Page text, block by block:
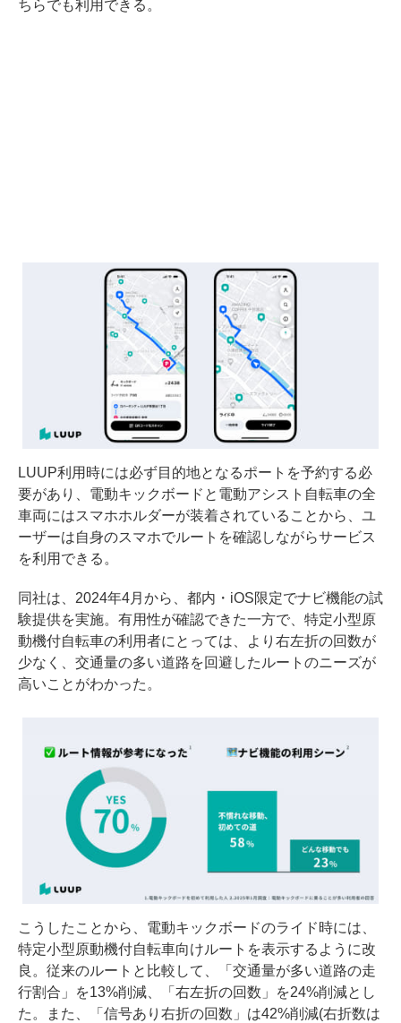
ちらでも利用できる。
LUUP利用時には必ず目的地となるポートを予約する必
要があり、電動キックボードと電動アシスト自転車の全
車両にはスマホホルダーが装着されていることから、ユ
ーザーは自身のスマホでルートを確認しながらサービス
を利用できる。
同社は、2024年4月から、都内・iOS限定でナビ機能の試
験提供を実施。有用性が確認できた一方で、特定小型原
動機付自転車の利用者にとっては、より右左折の回数が
少なく、交通量の多い道路を回避したルートのニーズが
高いことがわかった。
こうしたことから、電動キックボードのライド時には、
特定小型原動機付自転車向けルートを表示するように改
良。従来のルートと比較して、「交通量が多い道路の走
行割合」を13%削減、「右左折の回数」を24%削減とし
た。また、「信号あり右折の回数」は42%削減(右折数は